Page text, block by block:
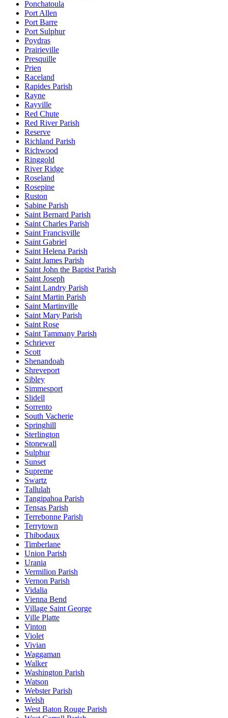
Ponchatoula
Port Allen
Port Barre
Port Sulphur
Poydras
Prairieville
Presquille
Prien
Raceland
Rapides Parish
Rayne
Rayville
Red Chute
Red River Parish
Reserve
Richland Parish
Richwood
Ringgold
River Ridge
Roseland
Rosepine
Ruston
Sabine Parish
Saint Bernard Parish
Saint Charles Parish
Saint Francisville
Saint Gabriel
Saint Helena Parish
Saint James Parish
Saint John the Baptist Parish
Saint Joseph
Saint Landry Parish
Saint Martin Parish
Saint Martinville
Saint Mary Parish
Saint Rose
Saint Tammany Parish
Schriever
Scott
Shenandoah
Shreveport
Sibley
Simmesport
Slidell
Sorrento
South Vacherie
Springhill
Sterlington
Stonewall
Sulphur
Sunset
Supreme
Swartz
Tallulah
Tangipahoa Parish
Tensas Parish
Terrebonne Parish
Terrytown
Thibodaux
Timberlane
Union Parish
Urania
Vermilion Parish
Vernon Parish
Vidalia
Vienna Bend
Village Saint George
Ville Platte
Vinton
Violet
Vivian
Waggaman
Walker
Washington Parish
Watson
Webster Parish
Welsh
West Baton Rouge Parish